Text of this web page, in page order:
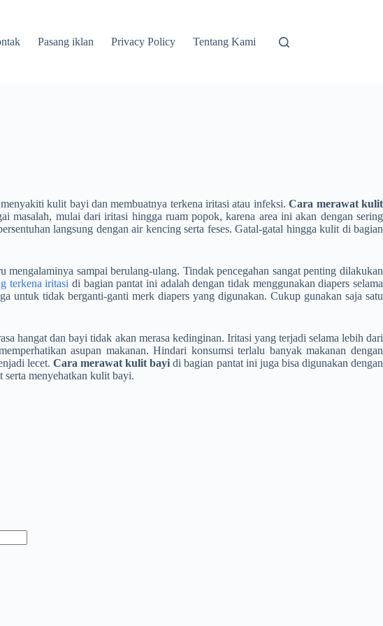
Pasang iklan Privacy Policy Tentang Kami
kulit bayi dan membuatnya terkena iritasi atau infeksi.Cara merawat kulit
masalah, mulai dari iritasi hingga ruam popok, karena area ini akan dengan sering
langsung dengan air kencing serta feses. Gatal-gatal hingga kulit di bagian
sampai berulang-ulang. Tindak pencegahan sangat penting dilakukan
terkena iritasi di bagian pantat ini adalah dengan tidak menggunakan diapers selama
untuk tidak berganti-ganti merk diapers yang digunakan. Cukup gunakan saja satu
hangat dan bayi tidak akan merasa kedinginan. Iritasi yang terjadi selama lebih dari
asupan makanan. Hindari konsumsi terlalu banyak makanan dengan
lecet. Cara merawat kulit bayi di bagian pantat ini juga bisa digunakan dengan
menyehatkan kulit bayi.